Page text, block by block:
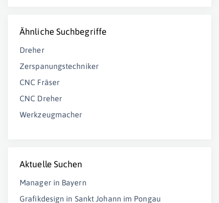
Ähnliche Suchbegriffe
Dreher
Zerspanungstechniker
CNC Fräser
CNC Dreher
Werkzeugmacher
Aktuelle Suchen
Manager in Bayern
Grafikdesign in Sankt Johann im Pongau